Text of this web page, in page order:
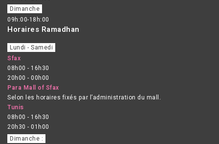
Dimanche
09h:00-18h:00
Horaires Ramadhan
Lundi - Samedi
Sfax
08h00 - 16h30
20h00 - 00h00
Para Mall of Sfax
Selon les horaires fixés par l’administration du mall.
Tunis
08h00 - 16h30
20h30 - 01h00
Dimanche :